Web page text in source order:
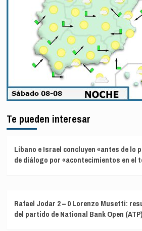
Te pueden interesar
Líbano e Israel concluyen «antes de lo
de diálogo por «acontecimientos en el
Rafael Jodar 2 – 0 Lorenzo Musetti:
del partido de National Bank Open (ATP)